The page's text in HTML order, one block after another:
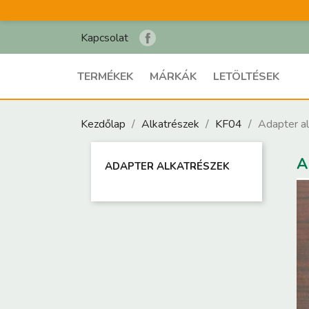
Kapcsolat
TERMÉKEK MÁRKÁK LETÖLTÉSEK
Kezdőlap Alkatrészek KF04 Adapter
ADAPTER ALKATRÉSZEK